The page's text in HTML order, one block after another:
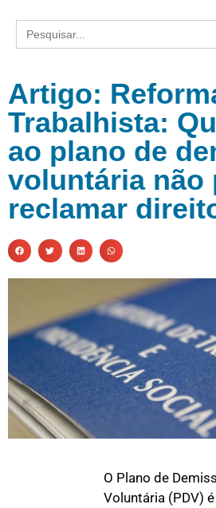
Search
for:
Artigo:
Trabalhista:
ao plano de
voluntária não
reclamar
O Plano de
Voluntária (PDV) é